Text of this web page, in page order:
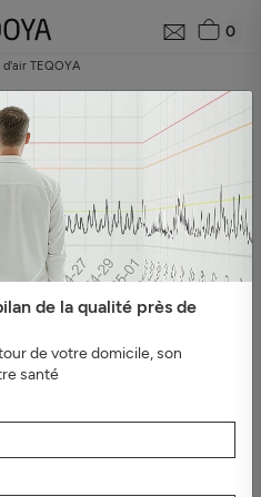
0
TEQOYA
purificateurs d'air
? Nous laissons la parole à
la pollution
et allergies
#Tests en milieu
#Video #Véhicules
de qualité, déballé, monté
de la qualité près de
de votre domicile, son
santé